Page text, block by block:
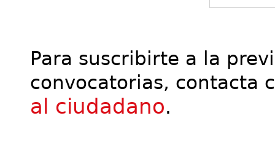
Para suscribirte a la
convocatorias, contacta
al ciudadano.